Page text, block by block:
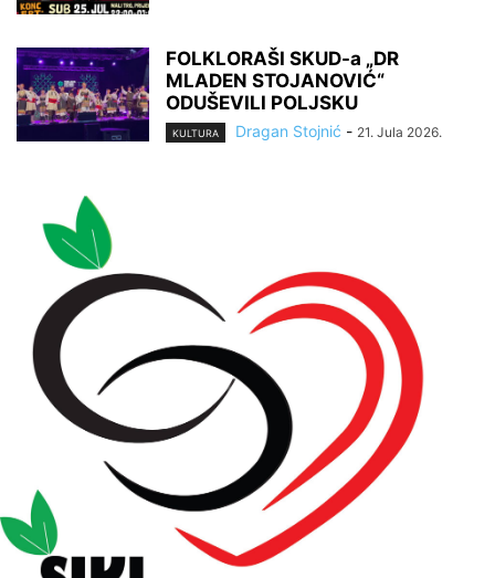
FOLKLORAŠI SKUD-a „DR
MLADEN STOJANOVIĆ“
ODUŠEVILI POLJSKU
KULTURA Dragan Stojnić - 21. Jula 2026.